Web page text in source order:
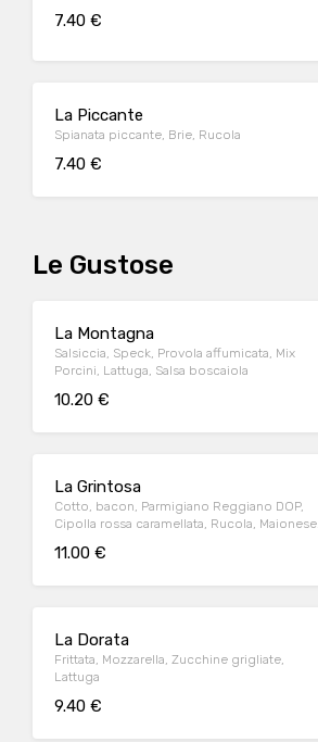
7.40 €
La Piccante
Spianata piccante, Brie, Rucola
7.40 €
Le Gustose
La Montagna
Salsiccia, Speck, Provola affumicata, Mix
Porcini, Lattuga, Salsa boscaiola
10.20 €
La Grintosa
Cotto, bacon, Parmigiano Reggiano DOP,
Cipolla rossa caramellata, Rucola, Maionese
11.00 €
La Dorata
Frittata, Mozzarella, Zucchine grigliate,
Lattuga
9.40 €